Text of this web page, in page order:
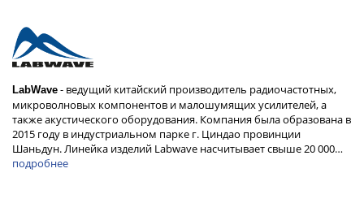
LabWave - ведущий китайский производитель радиочастотных,
микроволновых компонентов и малошумящих усилителей, а
также акустического оборудования. Компания была образована в
2015 году в индустриальном парке г. Циндао провинции
Шаньдун. Линейка изделий Labwave насчитывает свыше 20 000…
подробнее